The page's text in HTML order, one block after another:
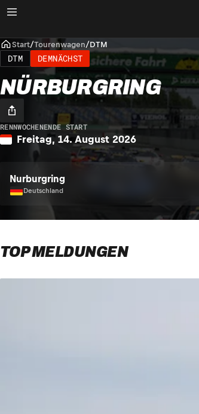
Start/Tourenwagen/DTM
DTM DEMNÄCHST
NÜRBURGRING
RENNWOCHENENDE START
Freitag, 14. August 2026
Nurburgring
Deutschland
TOP MELDUNGEN